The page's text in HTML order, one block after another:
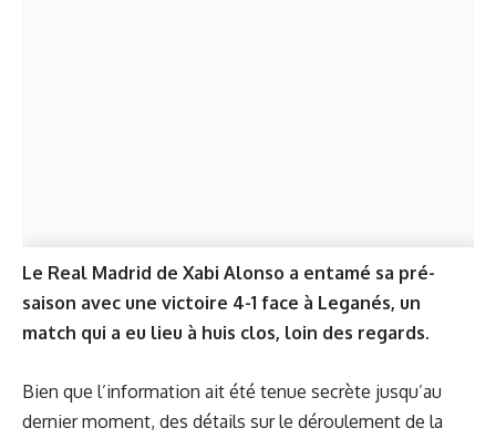
Le Real Madrid de Xabi Alonso a entamé sa pré-
saison avec une victoire 4-1 face à Leganés, un
match qui a eu lieu à huis clos, loin des regards.
Bien que l’information ait été tenue secrète jusqu’au
dernier moment, des détails sur le déroulement de la